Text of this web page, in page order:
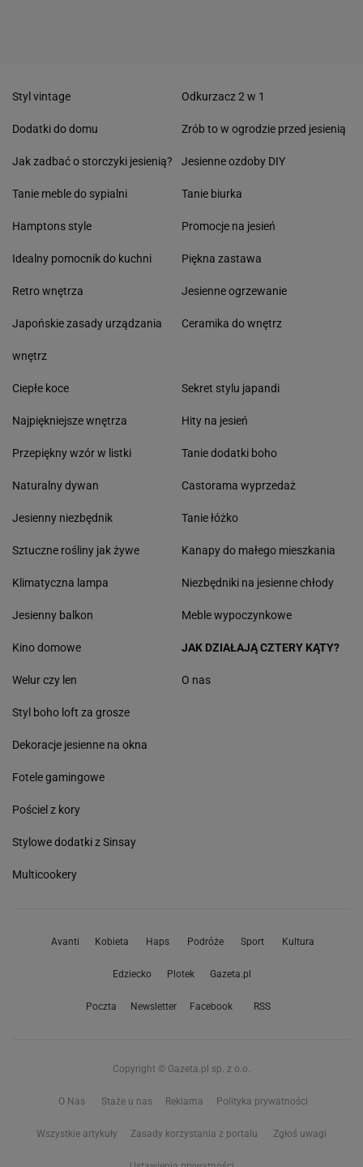
Styl vintage
Dodatki do domu
Jak zadbać o storczyki jesienią?
Tanie meble do sypialni
Hamptons style
Idealny pomocnik do kuchni
Retro wnętrza
Japońskie zasady urządzania
wnętrz
Odkurzacz 2 w 1
Zrób to w ogrodzie przed jesienią
Jesienne ozdoby DIY
Tanie biurka
Promocje na jesień
Piękna zastawa
Jesienne ogrzewanie
Ceramika do wnętrz
Ciepłe koce
Najpiękniejsze wnętrza
Przepiękny wzór w listki
Naturalny dywan
Jesienny niezbędnik
Sztuczne rośliny jak żywe
Klimatyczna lampa
Jesienny balkon
Sekret stylu japandi
Hity na jesień
Tanie dodatki boho
Castorama wyprzedaż
Tanie łóżko
Kanapy do małego mieszkania
Niezbędniki na jesienne chłody
Meble wypoczynkowe
Kino domowe
Welur czy len
Styl boho loft za grosze
Dekoracje jesienne na okna
Fotele gamingowe
Pościel z kory
Stylowe dodatki z Sinsay
Multicookery
JAK DZIAŁAJĄ CZTERY KĄTY?
O nas
Avanti Kobieta Haps Podróże Sport Kultura
Edziecko Plotek Gazeta.pl
Poczta Newsletter Facebook RSS
Copyright © Gazeta.pl sp. z o.o.
O Nas Staże u nas Reklama Polityka prywatności
Wszystkie artykuły Zasady korzystania z portalu Zgłoś uwagi